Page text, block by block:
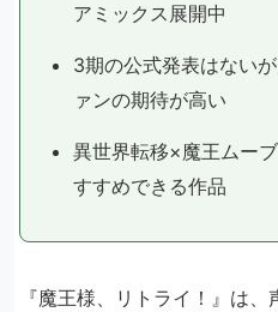
アミックス展開中
3期の公式発表はない
ァンの期待が高い
異世界転移×魔王ムー
すすめできる作品
『魔王様、リトライ！』は